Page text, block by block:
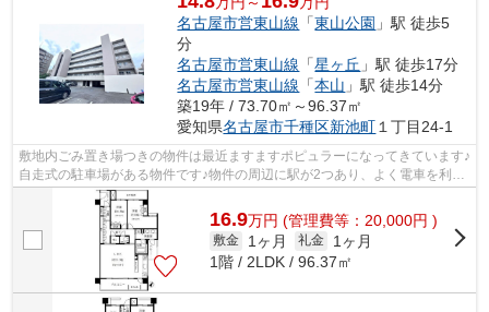
名古屋市営東山線 「東山公園 」駅 徒歩5
分
名古屋市営東山線 「星ヶ丘 」駅 徒歩17分
名古屋市営東山線 「本山 」駅 徒歩14分
築19年 / 73.70㎡～96.37㎡
愛知県名古屋市千種区新池町 １丁目24-1
敷地内ごみ置き場つきの物件は最近ますますポピュラーになってきています♪
自走式の駐車場がある物件です♪物件の周辺に駅が2つあり、よく電車を利用
する方にピッタリです♪通風システム...
16.9万円 (管理費等：20,000円 )
敷金 1ヶ月 礼金
1ヶ月
1階 / 2LDK / 96.37㎡